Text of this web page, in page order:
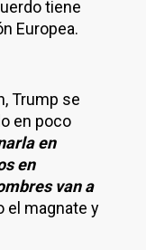
tiene
Europea.
Trump se
en poco
en
en
van a
el magnate y